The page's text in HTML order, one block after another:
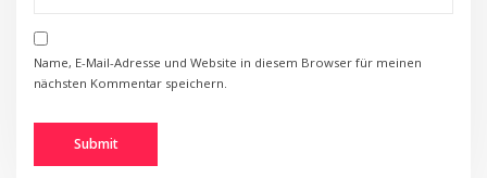
Name, E-Mail-Adresse und Website in diesem Browser für meinen
nächsten Kommentar speichern.